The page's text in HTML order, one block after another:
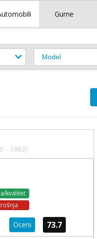
Gume
- 1983)
kvalitet
Oceni 73.7